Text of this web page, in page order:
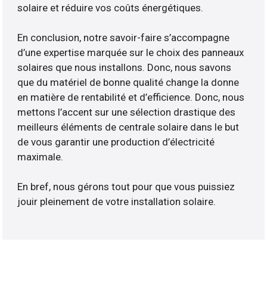
solaire et réduire vos coûts énergétiques.
En conclusion, notre savoir-faire s’accompagne
d’une expertise marquée sur le choix des panneaux
solaires que nous installons. Donc, nous savons
que du matériel de bonne qualité change la donne
en matière de rentabilité et d’efficience. Donc, nous
mettons l’accent sur une sélection drastique des
meilleurs éléments de centrale solaire dans le but
de vous garantir une production d’électricité
maximale.
En bref, nous gérons tout pour que vous puissiez
jouir pleinement de votre installation solaire.